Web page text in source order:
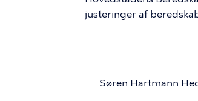
justeringer af
Søren Hartmann